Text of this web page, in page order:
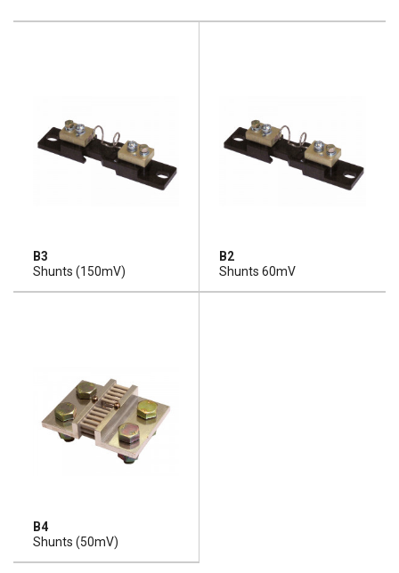
B3
Shunts (150mV)
B2
Shunts 60mV
B4
Shunts (50mV)